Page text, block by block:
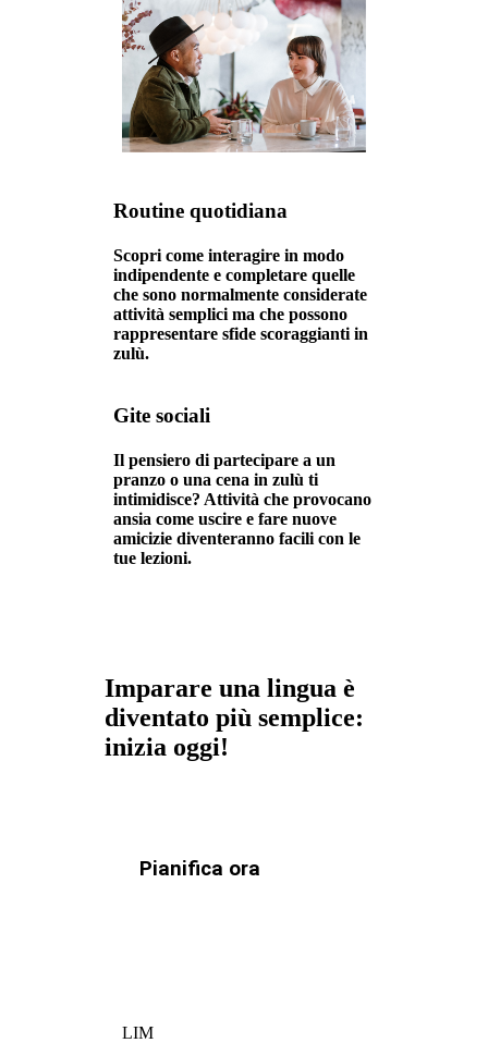
Routine quotidiana
Scopri come interagire in modo
indipendente e completare quelle
che sono normalmente considerate
attività semplici ma che possono
rappresentare sfide scoraggianti in
zulù.
Gite sociali
Il pensiero di partecipare a un
pranzo o una cena in zulù ti
intimidisce? Attività che provocano
ansia come uscire e fare nuove
amicizie diventeranno facili con le
tue lezioni.
Imparare una lingua è
diventato più semplice:
inizia oggi!
Pianifica ora
LIM